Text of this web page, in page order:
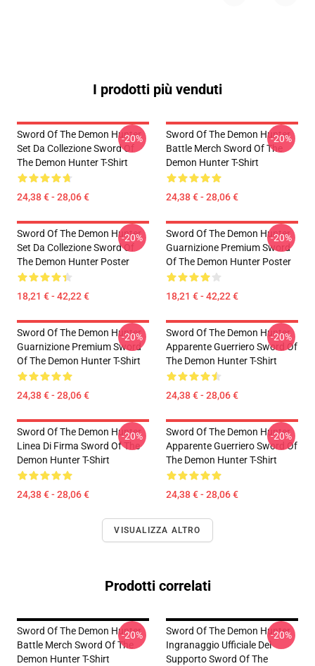
I prodotti più venduti
Sword Of The Demon Hunter
Set Da Collezione Sword Of
The Demon Hunter T-Shirt
24,38 € - 28,06 €
-20%
Sword Of The Demon Hunter
Battle Merch Sword Of The
Demon Hunter T-Shirt
24,38 € - 28,06 €
-20%
Sword Of The Demon Hunter
Set Da Collezione Sword Of
The Demon Hunter Poster
18,21 € - 42,22 €
-20%
Sword Of The Demon Hunter
Guarnizione Premium Sword
Of The Demon Hunter Poster
18,21 € - 42,22 €
-20%
Sword Of The Demon Hunter
Guarnizione Premium Sword
Of The Demon Hunter T-Shirt
24,38 € - 28,06 €
-20%
Sword Of The Demon Hunter
Apparente Guerriero Sword Of
The Demon Hunter T-Shirt
24,38 € - 28,06 €
-20%
Sword Of The Demon Hunter
Linea Di Firma Sword Of The
Demon Hunter T-Shirt
24,38 € - 28,06 €
-20%
Sword Of The Demon Hunter
Apparente Guerriero Sword Of
The Demon Hunter T-Shirt
24,38 € - 28,06 €
-20%
VISUALIZZA ALTRO
Prodotti correlati
Sword Of The Demon Hunter
Battle Merch Sword Of The
Demon Hunter T-Shirt
-20%
Sword Of The Demon Hunter
Ingranaggio Ufficiale Del
Supporto Sword Of The
-20%